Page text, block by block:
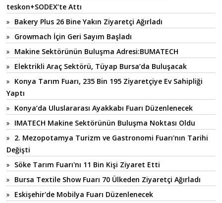
teskon+SODEX’te Attı
Bakery Plus 26 Bine Yakın Ziyaretçi Ağırladı
Growmach İçin Geri Sayım Başladı
Makine Sektörünün Buluşma Adresi:BUMATECH
Elektrikli Araç Sektörü, Tüyap Bursa’da Buluşacak
Konya Tarım Fuarı, 235 Bin 195 Ziyaretçiye Ev Sahipliği
Yaptı
Konya’da Uluslararası Ayakkabı Fuarı Düzenlenecek
IMATECH Makine Sektörünün Buluşma Noktası Oldu
2. Mezopotamya Turizm ve Gastronomi Fuarı'nın Tarihi
Değişti
Söke Tarım Fuarı'nı 11 Bin Kişi Ziyaret Etti
Bursa Textile Show Fuarı 70 Ülkeden Ziyaretçi Ağırladı
Eskişehir'de Mobilya Fuarı Düzenlenecek